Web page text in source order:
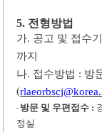
5. 전형방법
가. 공고 및 접수
까지
나. 접수방법 : 방
(
- 방문 및 우편접수 :
정실